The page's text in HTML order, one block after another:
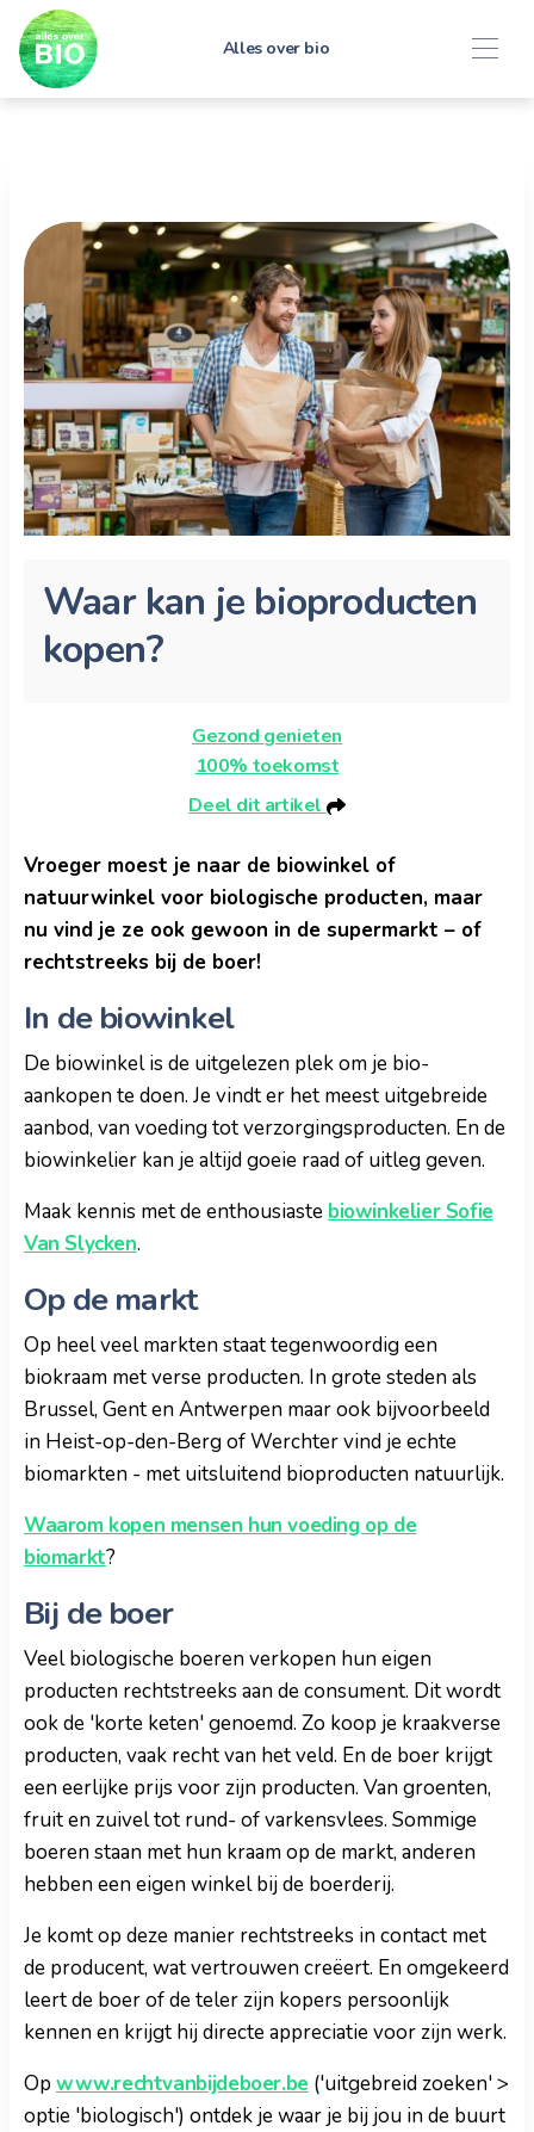
Alles over bio
Waar kan je bioproducten
kopen?
Gezond genieten
100% toekomst
Deel dit artikel
Vroeger moest je naar de biowinkel of
natuurwinkel voor biologische producten, maar
nu vind je ze ook gewoon in de supermarkt – of
rechtstreeks bij de boer!
In de biowinkel
De biowinkel is de uitgelezen plek om je bio-
aankopen te doen. Je vindt er het meest uitgebreide
aanbod, van voeding tot verzorgingsproducten. En de
biowinkelier kan je altijd goeie raad of uitleg geven.
Maak kennis met de enthousiaste biowinkelier Sofie
Van Slycken.
Op de markt
Op heel veel markten staat tegenwoordig een
biokraam met verse producten. In grote steden als
Brussel, Gent en Antwerpen maar ook bijvoorbeeld
in Heist-op-den-Berg of Werchter vind je echte
biomarkten - met uitsluitend bioproducten natuurlijk.
Waarom kopen mensen hun voeding op de
biomarkt?
Bij de boer
Veel biologische boeren verkopen hun eigen
producten rechtstreeks aan de consument. Dit wordt
ook de 'korte keten' genoemd. Zo koop je kraakverse
producten, vaak recht van het veld. En de boer krijgt
een eerlijke prijs voor zijn producten. Van groenten,
fruit en zuivel tot rund- of varkensvlees. Sommige
boeren staan met hun kraam op de markt, anderen
hebben een eigen winkel bij de boerderij.
Je komt op deze manier rechtstreeks in contact met
de producent, wat vertrouwen creëert. En omgekeerd
leert de boer of de teler zijn kopers persoonlijk
kennen en krijgt hij directe appreciatie voor zijn werk.
Op www.rechtvanbijdeboer.be ('uitgebreid zoeken' >
optie 'biologisch') ontdek je waar je bij jou in de buurt